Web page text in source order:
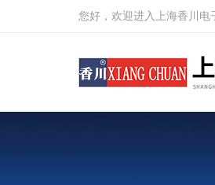
您好，欢迎进入上海香川电